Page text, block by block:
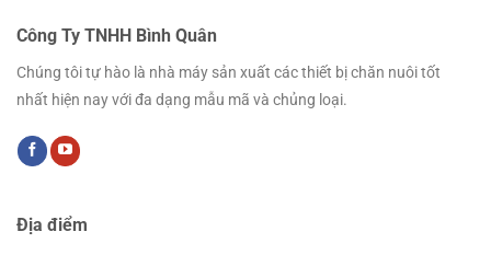
Công Ty TNHH Bình Quân
Chúng tôi tự hào là nhà máy sản xuất các thiết bị chăn nuôi tốt
nhất hiện nay với đa dạng mẫu mã và chủng loại.
Địa điểm